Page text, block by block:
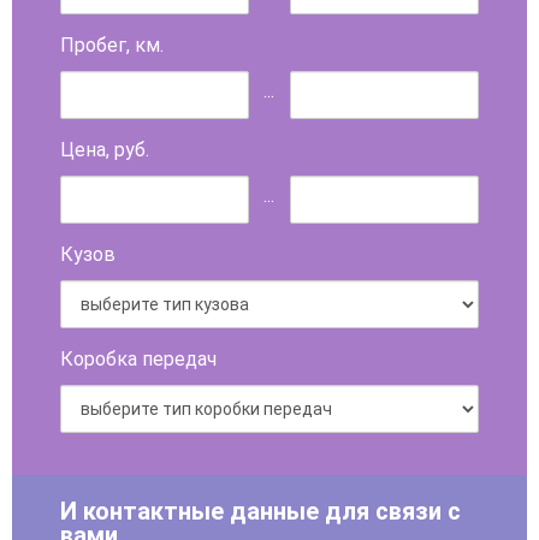
Пробег, км.
...
Цена, руб.
...
Кузов
Коробка передач
И контактные данные для связи с